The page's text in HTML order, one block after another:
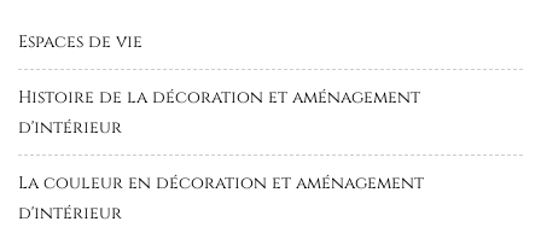
Espaces de vie
Histoire de la décoration et aménagement
d'intérieur
La couleur en décoration et aménagement
d'intérieur